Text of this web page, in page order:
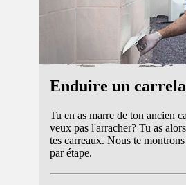
Enduire un
Tu en as marre de ton ancien
veux pas l'arracher? Tu as
tes carreaux. Nous te
par étape.